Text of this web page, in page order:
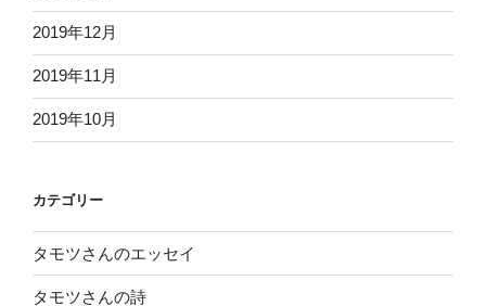
2019年12月
2019年11月
2019年10月
カテゴリー
タモツさんのエッセイ
タモツさんの詩